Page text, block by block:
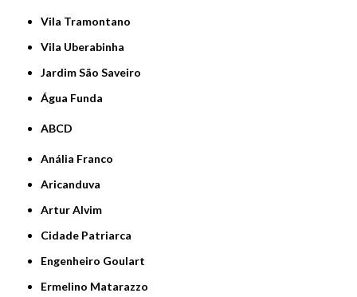
Vila Tramontano
Vila Uberabinha
jardim São Saveiro
Água Funda
ABCD
Anália Franco
Aricanduva
Artur Alvim
Cidade Patriarca
Engenheiro Goulart
Ermelino Matarazzo